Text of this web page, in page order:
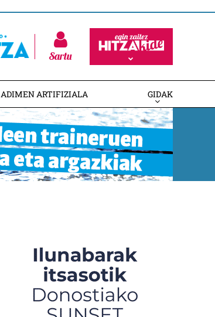
Sartu
ADIMEN ARTIFIZIALA GIDAK